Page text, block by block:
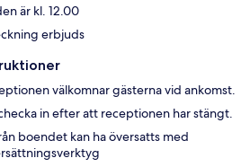
är kl. 12.00
erbjuds
välkomnar gästerna vid ankomst.
in efter att receptionen har stängt.
boendet kan ha översatts med